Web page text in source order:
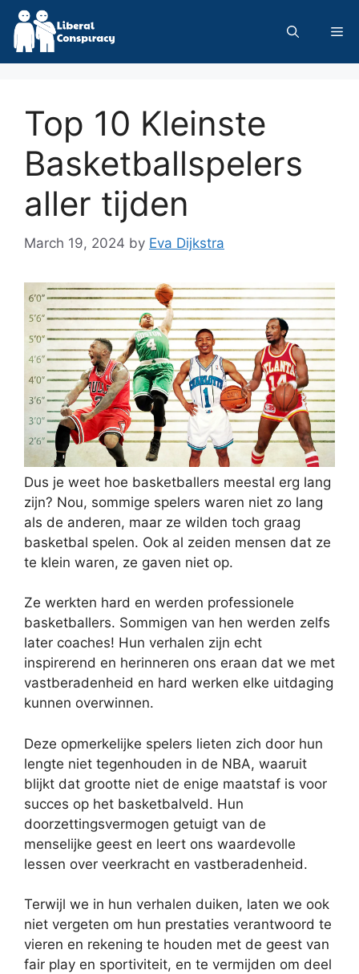
Skip
content
Top 10 Kleinste
Basketballspelers
aller tijden
March 19, 2024 by Eva Dijkstra
Dus je weet hoe basketballers meestal erg lang
zijn? Nou, sommige spelers waren niet zo lang
als de anderen, maar ze wilden toch graag
basketbal spelen. Ook al zeiden mensen dat ze
te klein waren, ze gaven niet op.
Ze werkten hard en werden professionele
basketballers. Sommigen van hen werden zelfs
later coaches! Hun verhalen zijn echt
inspirerend en herinneren ons eraan dat we met
vastberadenheid en hard werken elke uitdaging
kunnen overwinnen.
Deze opmerkelijke spelers lieten zich door hun
lengte niet tegenhouden in de NBA, waaruit
blijkt dat grootte niet de enige maatstaf is voor
succes op het basketbalveld. Hun
doorzettingsvermogen getuigt van de
menselijke geest en leert ons waardevolle
lessen over veerkracht en vastberadenheid.
Terwijl we in hun verhalen duiken, laten we ook
niet vergeten om hun prestaties verantwoord te
vieren en rekening te houden met de geest van
fair play en sportiviteit, en te vermijden om deel